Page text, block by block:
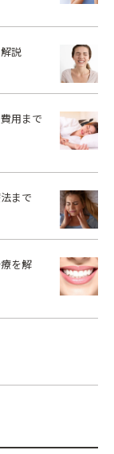
説
用まで
まで
を解